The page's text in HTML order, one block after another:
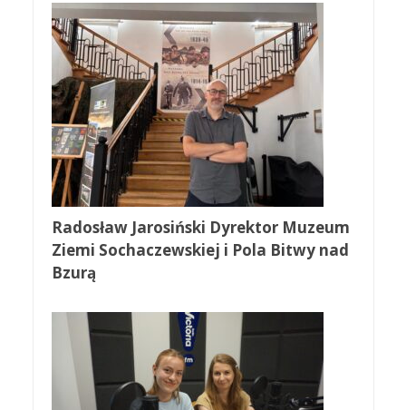
Radosław Jarosiński Dyrektor Muzeum
Ziemi Sochaczewskiej i Pola Bitwy nad
Bzurą